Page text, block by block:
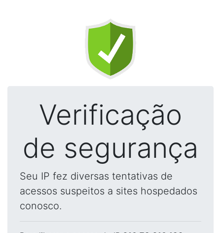
Verificação
de segurança
Seu IP fez diversas tentativas de
acessos suspeitos a sites hospedados
conosco.